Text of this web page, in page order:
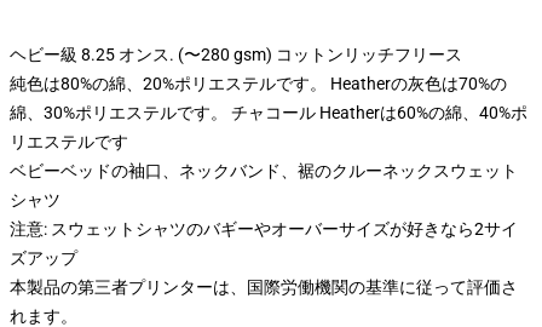
ヘビー級 8.25 オンス. (〜280 gsm) コットンリッチフリース
純色は80%の綿、20%ポリエステルです。 Heatherの灰色は70%の
綿、30%ポリエステルです。 チャコール Heatherは60%の綿、40%ポ
リエステルです
ベビーベッドの袖口、ネックバンド、裾のクルーネックスウェット
シャツ
注意: スウェットシャツのバギーやオーバーサイズが好きなら2サイ
ズアップ
本製品の第三者プリンターは、国際労働機関の基準に従って評価さ
れます。